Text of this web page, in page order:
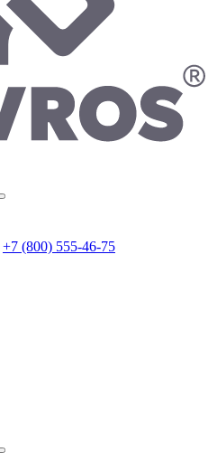
+7 (800) 555-46-75